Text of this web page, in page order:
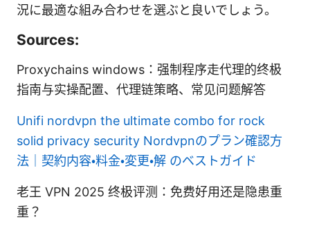
況に最適な組み合わせを選ぶと良いでしょう。
Sources:
Proxychains windows：强制程序走代理的终极
指南与实操配置、代理链策略、常见问题解答
Unifi nordvpn the ultimate combo for rock
solid privacy security Nordvpnのプラン確認方
法｜契約内容・料金・変更・解 のベストガイド
老王 VPN 2025 终极评测：免费好用还是隐患重
重？